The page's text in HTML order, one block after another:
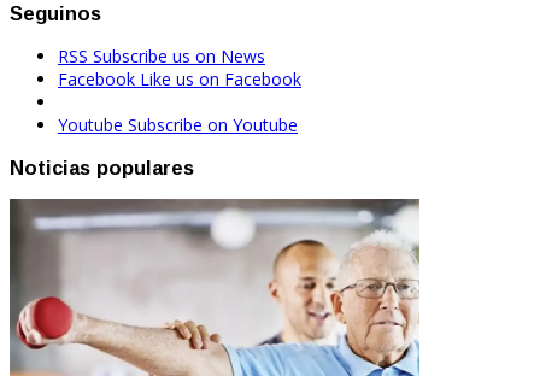
Seguinos
RSS Subscribe us on News
Facebook Like us on Facebook
Youtube Subscribe on Youtube
Noticias populares